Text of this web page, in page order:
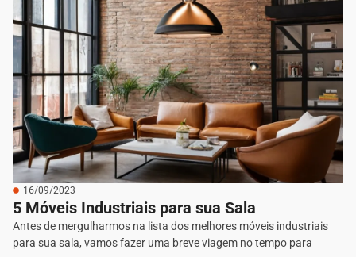
16/09/2023
5 Móveis Industriais para sua Sala
Antes de mergulharmos na lista dos melhores móveis industriais
para sua sala, vamos fazer uma breve viagem no tempo para